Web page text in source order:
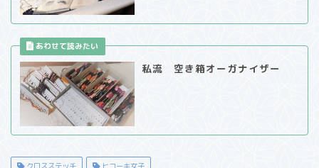
私流 空き箱オーガナイザー
クロスステッチ ヒコーキ女子